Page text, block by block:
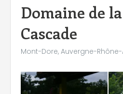
Domaine de
Cascade
Mont-Dore, Auvergne-
+
−